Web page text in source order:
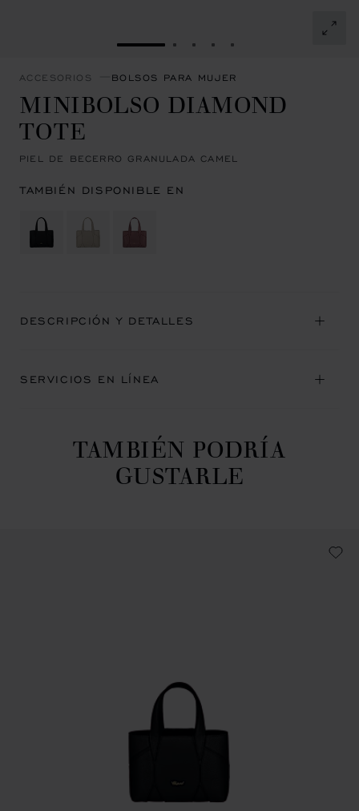
IR A LA DIAPOSITIVA 1
IR A LA DIAPOSITIVA 2
IR A LA DIAPOSITIVA 3
IR A LA DIAPOSITIVA
IR A LA
ACCESORIOS BOLSOS PARA MUJER
MINIBOLSO DIAMOND
TOTE
PIEL DE BECERRO GRANULADA CAMEL
TAMBIÉN DISPONIBLE EN
DESCRIPCIÓN Y DETALLES
SERVICIOS EN LÍNEA
TAMBIÉN PODRÍA
GUSTARLE